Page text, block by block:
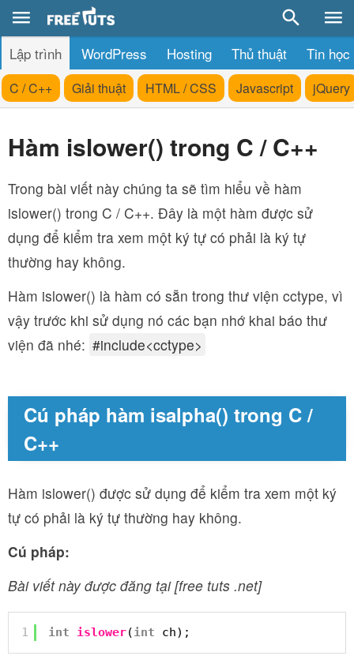
Lập trình WordPress Hosting Thủ thuật Tin học
C / C++ Giải thuật HTML / CSS Javascript jQuery
Hàm islower() trong C / C++
Trong bài viết này chúng ta sẽ tìm hiểu về hàm
islower() trong C / C++. Đây là một hàm được sử
dụng để kiểm tra xem một ký tự có phải là ký tự
thường hay không.
Hàm islower() là hàm có sẵn trong thư viện cctype, vì
vậy trước khi sử dụng nó các bạn nhớ khai báo thư
viện đã nhé: #include<cctype>
Cú pháp hàm isalpha() trong C /
C++
Hàm islower() được sử dụng để kiểm tra xem một ký
tự có phải là ký tự thường hay không.
Cú pháp:
Bài viết này được đăng tại [free tuts .net]
1 int islower(int ch);